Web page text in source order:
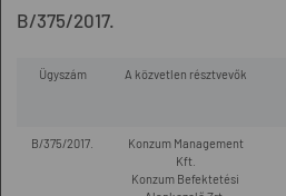
B/375/2017.
Ügyszám A közvetlen résztvevők
B/375/2017.
Konzum Management
Kft.
Konzum Befektetési